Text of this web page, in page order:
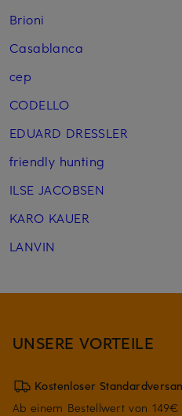
Brioni
Casablanca
cep
CODELLO
EDUARD DRESSLER
friendly hunting
ILSE JACOBSEN
KARO KAUER
LANVIN
UNSERE VORTEILE
Kostenloser
Ab einem Bestellwert von